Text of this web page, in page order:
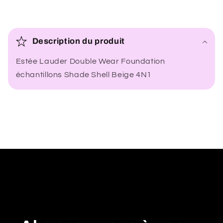
o
n
d
Description du produit
Estée Lauder Double Wear Foundation
échantillons Shade Shell Beige 4N1